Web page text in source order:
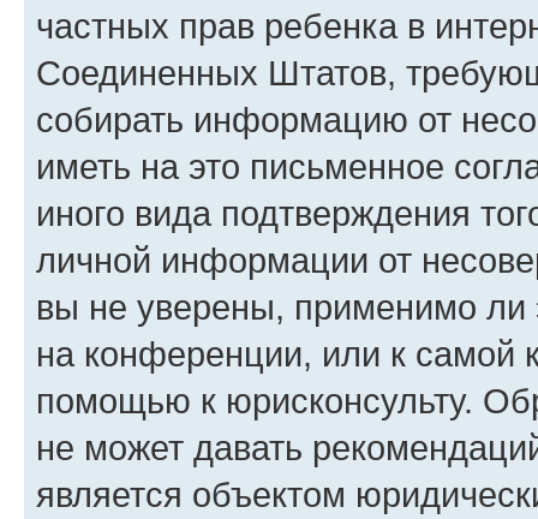
частных прав ребенка в
Соединенных Штатов,
собирать информацию от
иметь на это письменное
иного вида подтверждения
личной информации от
вы не уверены, применимо ли
на конференции, или к самой
помощью к юрисконсульту.
не может давать
является объектом